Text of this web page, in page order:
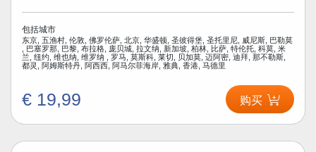
包括城市
东京, 五渔村, 伦敦, 佛罗伦萨, 北京, 华盛顿, 圣彼得堡, 圣托里尼, 威尼斯, 巴勒莫
, 巴塞罗那, 巴黎, 布拉格, 庞贝城, 拉文纳, 新加坡, 柏林, 比萨, 特伦托, 科莫, 米
兰, 纽约, 维也纳, 维罗纳 , 罗马, 莫斯科, 莱切, 贝加莫, 迈阿密, 迪拜, 那不勒斯,
都灵, 阿姆斯特丹, 阿西西, 阿马尔菲海岸, 雅典, 香港, 马德里
€ 19,99 购买